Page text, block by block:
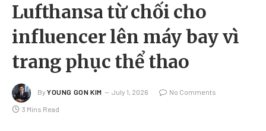
Lufthansa từ chối cho
influencer lên máy bay vì
trang phục thể thao
By YOUNG GON KIM July 1, 2026 No Comments
3 Mins Read